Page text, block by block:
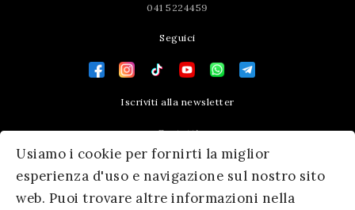
Usiamo i cookie per fornirti la miglior
esperienza d'uso e navigazione sul nostro sito
web. Puoi trovare altre informazioni nella
041 5224459
Seguici
Iscriviti alla newsletter
Contatti